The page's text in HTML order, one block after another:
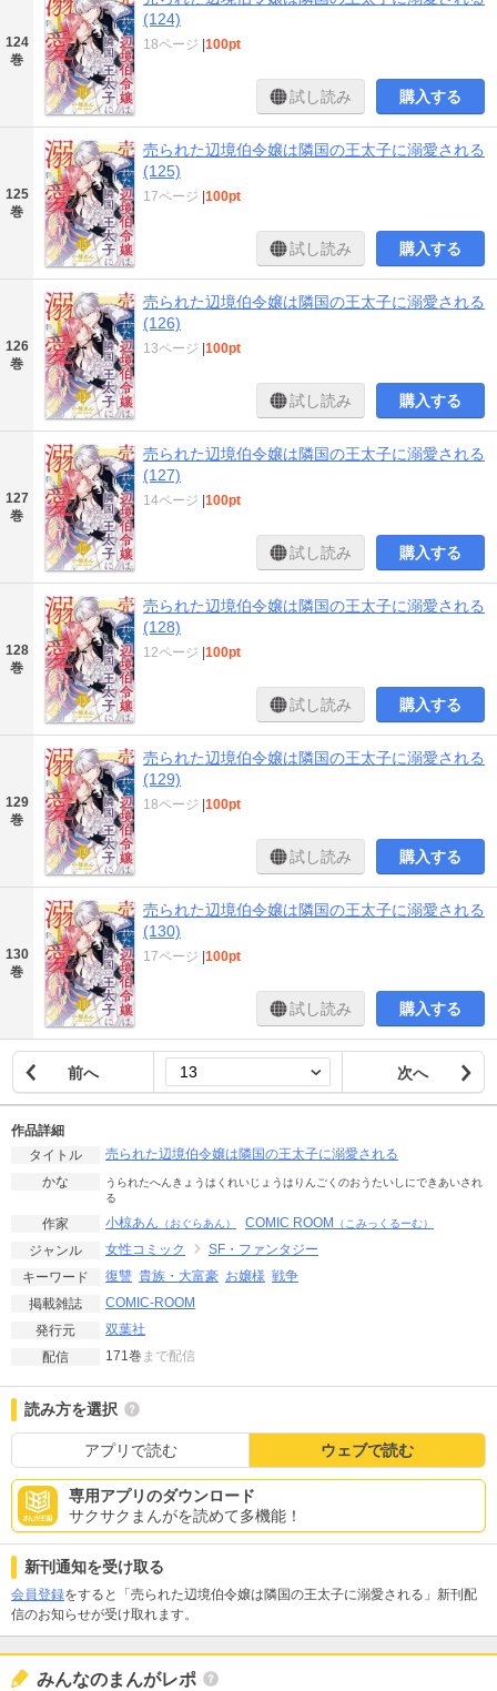
124
巻
(124)
18ページ 100pt
試し読み 購入する
125
巻
売られた辺境伯令嬢は隣国の王太子に溺愛される
(125)
17ページ 100pt
試し読み 購入する
126
巻
売られた辺境伯令嬢は隣国の王太子に溺愛される
(126)
13ページ 100pt
試し読み 購入する
127
巻
売られた辺境伯令嬢は隣国の王太子に溺愛される
(127)
14ページ 100pt
試し読み 購入する
128
巻
売られた辺境伯令嬢は隣国の王太子に溺愛される
(128)
12ページ 100pt
試し読み 購入する
129
巻
売られた辺境伯令嬢は隣国の王太子に溺愛される
(129)
18ページ 100pt
試し読み 購入する
130
巻
売られた辺境伯令嬢は隣国の王太子に溺愛される
(130)
17ページ 100pt
試し読み 購入する
前へ 次へ
作品詳細
タイトル
売られた辺境伯令嬢は隣国の王太子に溺愛される
かな
うられたへんきょうはくれいじょうはりんごくのおうたいしにできあいされ
る
作家 小椋あん （おぐらあん） COMIC ROOM （こみっくるーむ）
ジャンル 女性コミック
SF・ファンタジー
キーワード
復讐 貴族・大富豪 お嬢様 戦争
掲載雑誌
COMIC-ROOM
発行元
双葉社
配信
171巻 まで配信
読み方を選択
アプリで読む ウェブで読む
専用アプリのダウンロード
サクサクまんがを読めて多機能！
新刊通知を受け取る
会員登録をすると「売られた辺境伯令嬢は隣国の王太子に溺愛される」新刊配
信のお知らせが受け取れます。
みんなのまんがレポ